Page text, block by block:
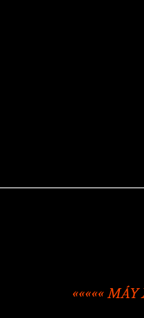
««««« MÁY